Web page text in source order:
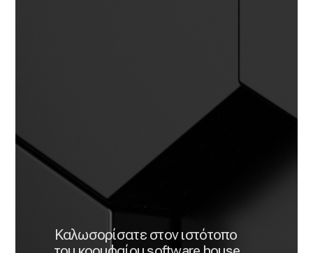
Καλωσορίσατε στον ιστότοπο